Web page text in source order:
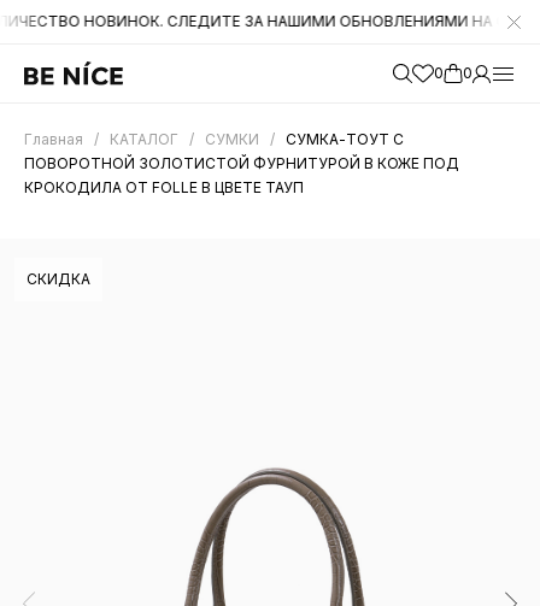
НОВИНОК. СЛЕДИТЕ ЗА НАШИМИ ОБНОВЛЕНИЯМИ НА САЙТЕ. А
0 0
Главная / КАТАЛОГ / СУМКИ / СУМКА-ТОУТ С
ПОВОРОТНОЙ ЗОЛОТИСТОЙ ФУРНИТУРОЙ В КОЖЕ ПОД
КРОКОДИЛА ОТ FOLLE В ЦВЕТЕ ТАУП
СКИДКА